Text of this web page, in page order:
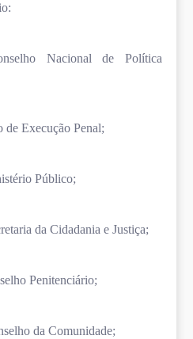
Nacional de Política
de Execução Penal;
Público;
da Cidadania e Justiça;
Penitenciário;
da Comunidade;